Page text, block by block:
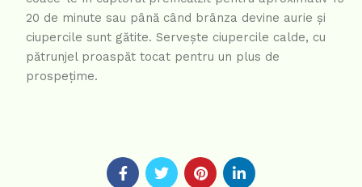
20 de minute sau până când brânza devine aurie și
ciupercile sunt gătite. Servește ciupercile calde, cu
pătrunjel proaspăt tocat pentru un plus de
prospețime.